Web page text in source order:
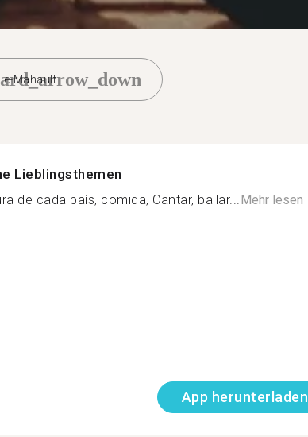
Mahault
Lieblingsthemen
de cada país, comida, Cantar, bailar...Mehr lesen
App herunterladen